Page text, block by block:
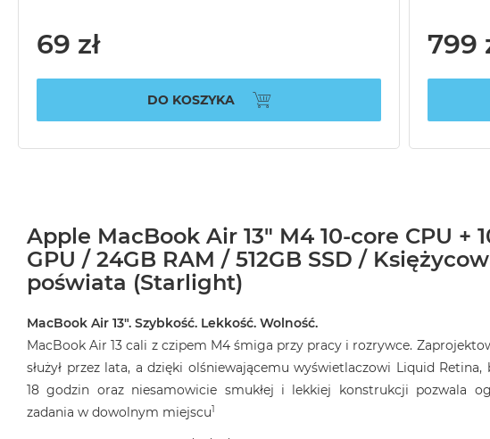
69 zł
DO KOSZYKA
799
Apple MacBook Air 13" M4 10-core CPU +
GPU / 24GB RAM / 512GB SSD /
poświata (Starlight)
MacBook Air 13″. Szybkość. Lekkość. Wolność.
MacBook Air 13 cali z czipem M4 śmiga przy pracy i rozrywce.
służył przez lata, a dzięki olśniewającemu wyświetlaczowi Liquid
18 godzin oraz niesamowicie smukłej i lekkiej konstrukcji pozwala
zadania w dowolnym miejscu1